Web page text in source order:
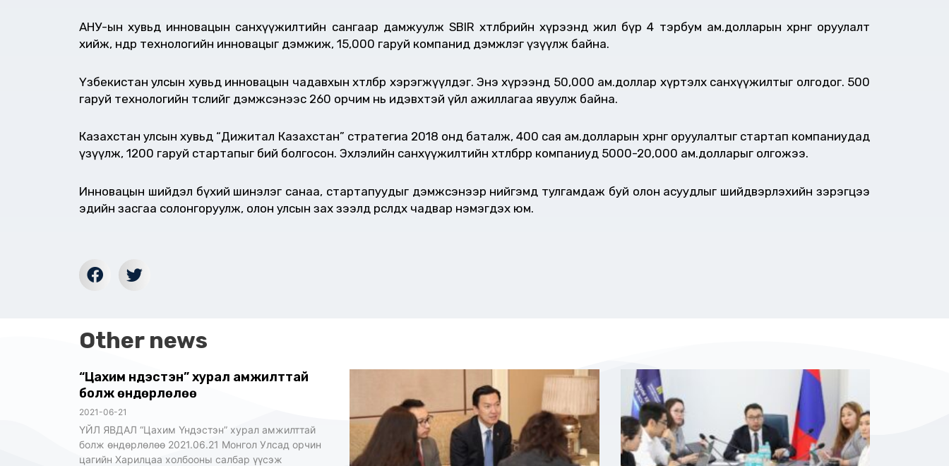
АНУ-ын хувьд инновацын санхүүжилтийн сангаар дамжуулж SBIR хөтөлбөрийн хүрээнд жил бүр 4 тэрбум ам.долларын хөрөнгө оруулалт
хийж, өндөр технологийн инновацыг дэмжиж, 15,000 гаруй компанид дэмжлэг үзүүлж байна.
Үзбекистан улсын хувьд инновацын чадавхын хөтөлбөр хэрэгжүүлдэг. Энэ хүрээнд 50,000 ам.доллар хүртэлх санхүүжилтыг олгодог. 500
гаруй технологийн төслийг дэмжсэнээс 260 орчим нь идэвхтэй үйл ажиллагаа явуулж байна.
Казахстан улсын хувьд “Дижитал Казахстан” стратегиа 2018 онд баталж, 400 сая ам.долларын хөрөнгө оруулалтыг стартап компаниудад
үзүүлж, 1200 гаруй стартапыг бий болгосон. Эхлэлийн санхүүжилтийн хөтөлбөрөөр компаниуд 5000-20,000 ам.долларыг олгожээ.
Инновацын шийдэл бүхий шинэлэг санаа, стартапуудыг дэмжсэнээр нийгэмд тулгамдаж буй олон асуудлыг шийдвэрлэхийн зэрэгцээ
эдийн засгаа солонгоруулж, олон улсын зах зээлд өрсөлдөх чадвар нэмэгдэх юм.
Other news
“Цахим Үндэстэн” хурал амжилттай
болж өндөрлөлөө
2021-06-21
ҮЙЛ ЯВДАЛ “Цахим Үндэстэн” хурал амжилттай
болж өндөрлөлөө 2021.06.21 Монгол Улсад орчин
цагийн Харилцаа холбооны салбар үүсэж